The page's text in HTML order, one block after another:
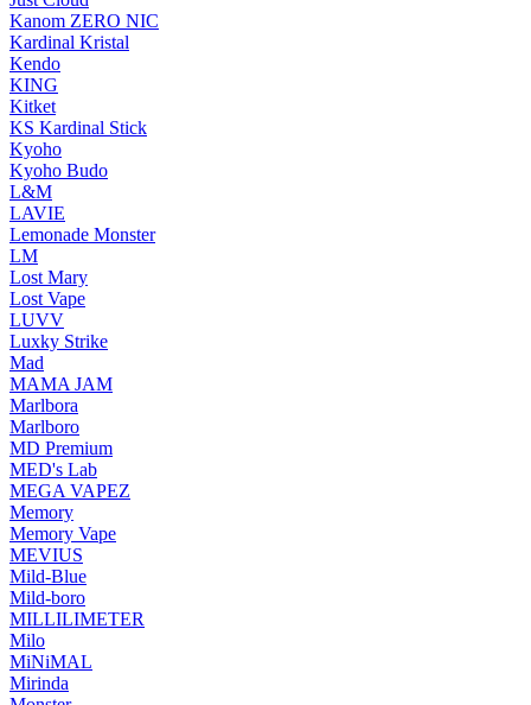
Kanom ZERO NIC
Kardinal Kristal
Kendo
KING
Kitket
KS Kardinal Stick
Kyoho
Kyoho Budo
L&M
LAVIE
Lemonade Monster
LM
Lost Mary
Lost Vape
LUVV
Luxky Strike
Mad
MAMA JAM
Marlbora
Marlboro
MD Premium
MED's Lab
MEGA VAPEZ
Memory
Memory Vape
MEVIUS
Mild-Blue
Mild-boro
MILLILIMETER
Milo
MiNiMAL
Mirinda